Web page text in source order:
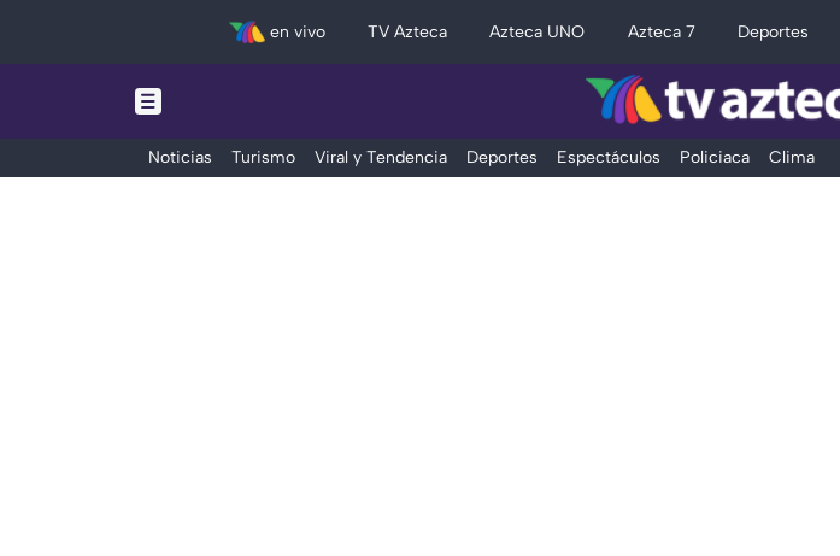
en vivo TV Azteca Azteca UNO Azteca 7 Deportes
Noticias Turismo Viral y Tendencia Deportes Espectáculos Policiaca Clima